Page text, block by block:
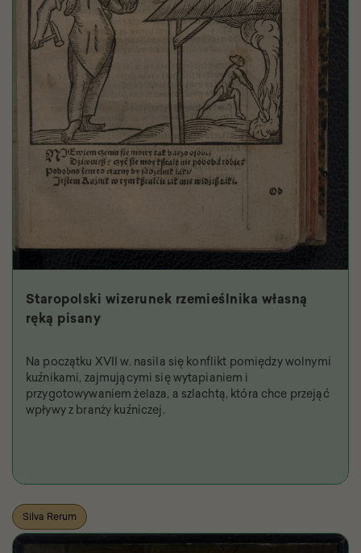
Staropolski wizerunek rzemieślnika własną
ręką pisany
Na początku XVII w. nasila się konflikt pomiędzy wolnymi
kuźnikami, zajmującymi się wytapianiem i
przygotowywaniem żelaza, a szlachtą, która chce przejąć
wpływy z branży kuźniczej.
Silva Rerum